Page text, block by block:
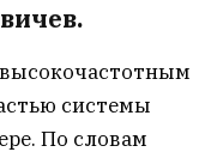
системы
По словам